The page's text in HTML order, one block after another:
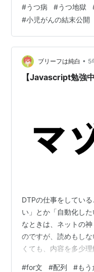
力が湧かない。 窓の
しに漏れる光だけが
続くと、自分が社会
して、不安になる。
は大きすぎる感情で、
しなければ、と思う
#うつ病 #うつ地獄
#小児がんの結末公開
ブリーフは純白 • 5
【Javascript勉強
DTPの仕事をしてい
い」とか「自動化し
なときは、ネットの
のですが、読めもし
くても、内容を多少
#for文 #配列 #も